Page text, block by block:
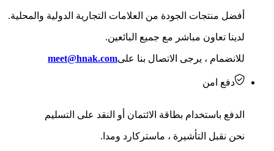
أفضل منتجات الجودة من العلامات التجارية الدولية والمحلية.
لدينا تعاون مباشر مع جميع البائعين.
للانضمام ، يرجى الاتصال بنا علىmeet@hnak.com
دفع امن
الدفع باستخدام بطاقة الائتمان أو النقد على التسليم
نحن نقبل التأشيرة ، ماستركارد ومدا.